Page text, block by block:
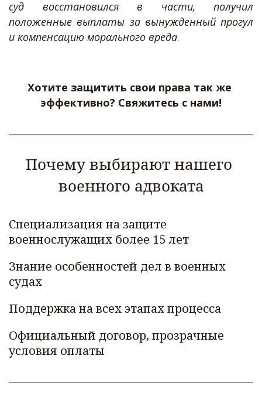
суд восстановился в части, получил
положенные выплаты за вынужденный прогул
и компенсацию морального вреда.
Хотите защитить свои права так же
эффективно? Свяжитесь с нами!
Почему выбирают нашего
военного адвоката
Специализация на защите
военнослужащих более 15 лет
Знание особенностей дел в военных
судах
Поддержка на всех этапах процесса
Официальный договор, прозрачные
условия оплаты